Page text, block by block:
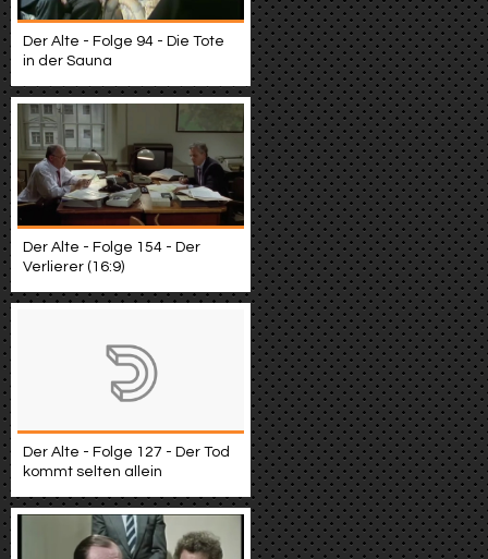
Der Alte - Folge 94 - Die Tote
in der Sauna
Der Alte - Folge 154 - Der
Verlierer (16:9)
Der Alte - Folge 127 - Der Tod
kommt selten allein